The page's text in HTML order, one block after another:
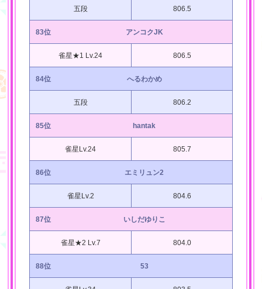
五段 806.5
83位 アンコクJK
雀星★1 Lv.24 806.5
84位 へるわかめ
五段 806.2
85位 hantak
雀星Lv.24 805.7
86位 エミリュン2
雀星Lv.2 804.6
87位 いしだゆりこ
雀星★2 Lv.7 804.0
88位 53